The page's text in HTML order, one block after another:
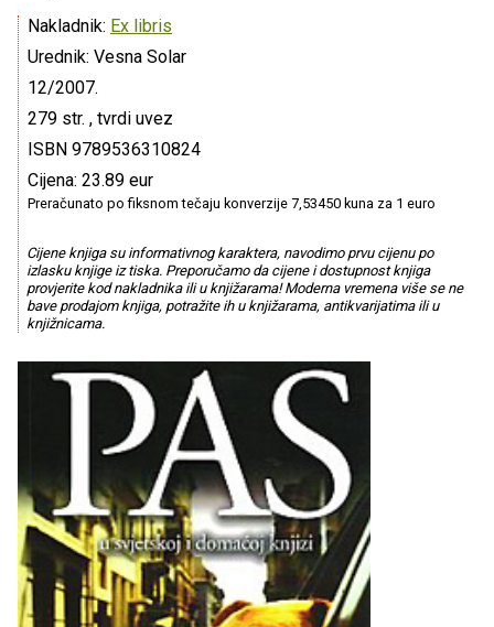
Nakladnik: Ex libris
Urednik: Vesna Solar
12/2007.
279 str. , tvrdi uvez
ISBN 9789536310824
Cijena: 23.89 eur
Preračunato po fiksnom tečaju konverzije 7,53450 kuna za 1 euro
Cijene knjiga su informativnog karaktera, navodimo prvu cijenu po
izlasku knjige iz tiska. Preporučamo da cijene i dostupnost knjiga
provjerite kod nakladnika ili u knjižarama! Moderna vremena više se ne
bave prodajom knjiga, potražite ih u knjižarama, antikvarijatima ili u
knjižnicama.